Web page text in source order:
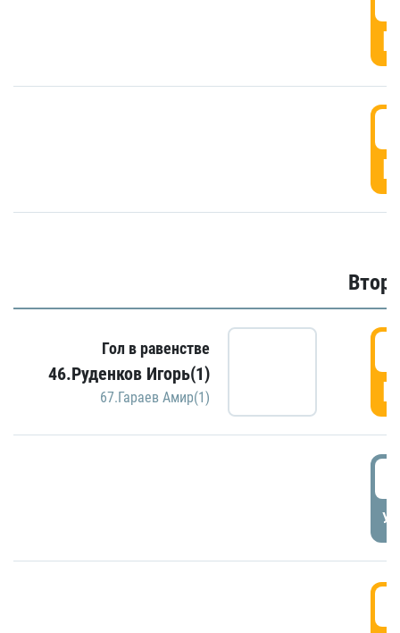
Гол в равенстве
46.Руденков Игорь(1)
67.Гараев Амир(1)